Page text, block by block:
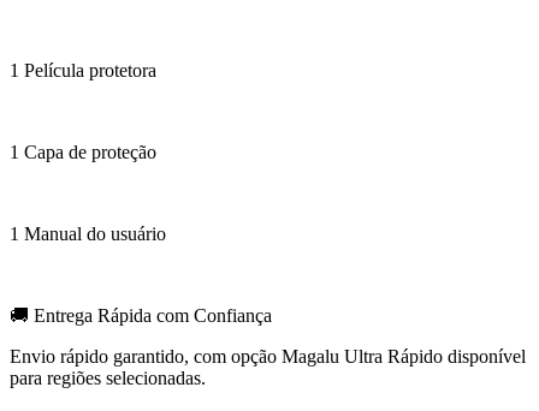
1 Película protetora
1 Capa de proteção
1 Manual do usuário
🚚 Entrega Rápida com Confiança
Envio rápido garantido, com opção Magalu Ultra Rápido disponível
para regiões selecionadas.